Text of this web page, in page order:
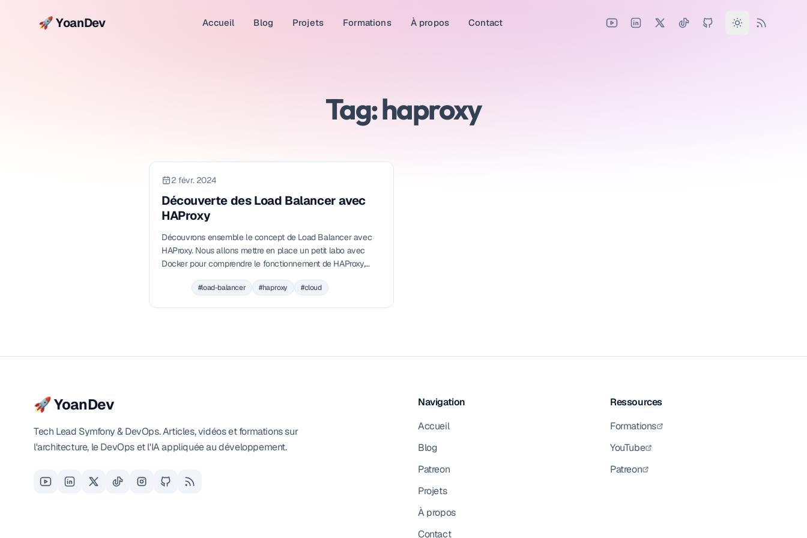
🚀 YoanDev Accueil Blog Projets Formations À propos Contact
Tag: haproxy
2 févr. 2024
Découverte des Load Balancer avec
HAProxy
Découvrons ensemble le concept de Load Balancer avec
HAProxy. Nous allons mettre en place un petit labo avec
Docker pour comprendre le fonctionnement de HAProxy,
#load-balancer #haproxy #cloud
🚀 YoanDev
Tech Lead Symfony & DevOps. Articles, vidéos et formations sur
l'architecture, le DevOps et l'IA appliquée au développement.
Navigation
Accueil
Blog
Patreon
Projets
À propos
Contact
Ressources
Formations
YouTube
Patreon